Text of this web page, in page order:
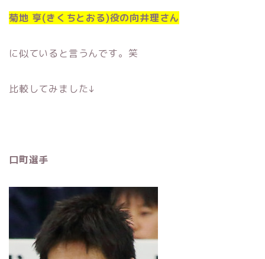
菊地 亨(きくちとおる)役の向井理さん
に似ていると言うんです。笑
比較してみました↓
口町選手